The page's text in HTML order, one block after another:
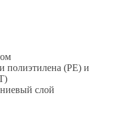
полиэтилена (PE) и
слой